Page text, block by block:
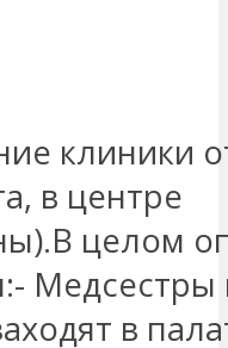
клиники
в центре
целом
Медсестры
в